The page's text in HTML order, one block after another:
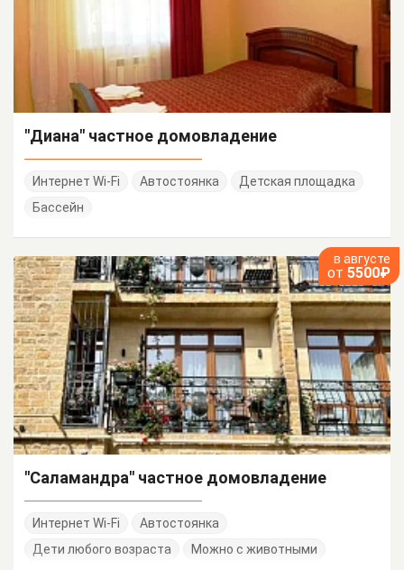
"Диана" частное домовладение
Интернет Wi-Fi Автостоянка
Детская площадка
Бассейн
в августе
от 5500₽
"Саламандра" частное домовладение
Интернет Wi-Fi
Автостоянка
Дети любого возраста
Можно с животными